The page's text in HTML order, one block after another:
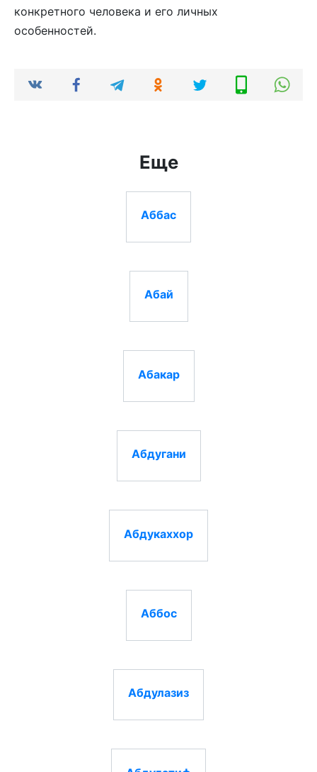
конкретного человека и его личных
особенностей.
Еще
Аббас
Абай
Абакар
Абдугани
Абдукаххор
Аббос
Абдулазиз